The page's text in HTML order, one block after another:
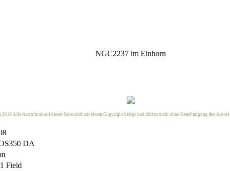
NGC2237 im Einhorn
2010 Alle Astrofotos auf dieser Seite sind mit einem Copyright belegt und dürfen nicht ohne Genehmigung des Autors
DA
Field